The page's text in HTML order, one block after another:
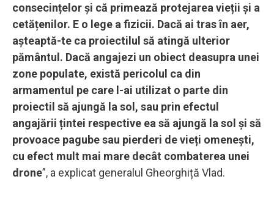
consecințelor și că primează protejarea vieții și a
cetățenilor. E o lege a fizicii. Dacă ai tras în aer,
așteaptă-te ca proiectilul să atingă ulterior
pământul. Dacă angajezi un obiect deasupra unei
zone populate, există pericolul ca din
armamentul pe care l-ai utilizat o parte din
proiectil să ajungă la sol, sau prin efectul
angajării țintei respective ea să ajungă la sol și să
provoace pagube sau pierderi de vieți omenești,
cu efect mult mai mare decât combaterea unei
drone”, a explicat generalul Gheorghiță Vlad.